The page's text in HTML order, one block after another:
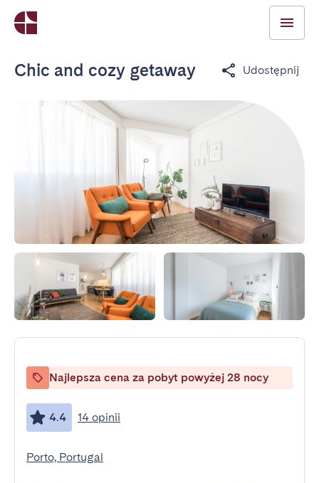
Chic and cozy getaway Udostępnij
Najlepsza cena za pobyt powyżej 28 nocy
4.4 14 opinii
Porto, Portugal